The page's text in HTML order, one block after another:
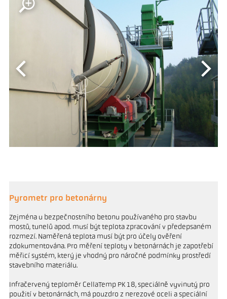
Pyrometr pro betonárny
Zejména u bezpečnostního betonu používaného pro stavbu
mostů, tunelů apod. musí být teplota zpracování v předepsaném
rozmezí. Naměřená teplota musí být pro účely ověření
zdokumentována. Pro měření teploty v betonárnách je zapotřebí
měřicí systém, který je vhodný pro náročné podmínky prostředí
stavebního materiálu.
Infračervený teploměr CellaTemp PK 18, speciálně vyvinutý pro
použití v betonárnách, má pouzdro z nerezové oceli a speciální